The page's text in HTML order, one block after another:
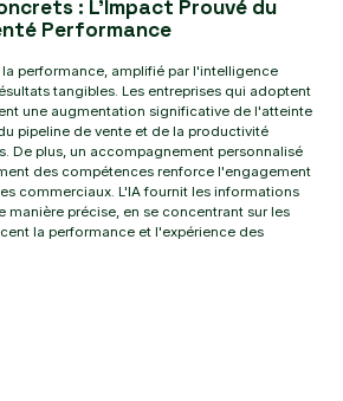
: L'Impact Prouvé du
Performance
performance, amplifié par l'intelligence
tangibles. Les entreprises qui adoptent
une augmentation significative de l'atteinte
pipeline de vente et de la productivité
De plus, un accompagnement personnalisé
des compétences renforce l'engagement
commerciaux. L'IA fournit les informations
manière précise, en se concentrant sur les
la performance et l'expérience des